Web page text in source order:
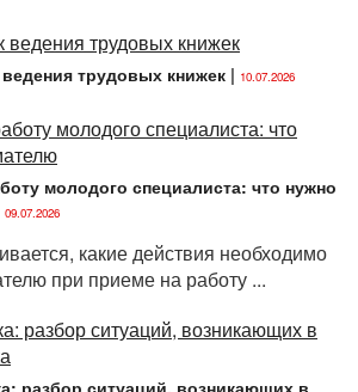
трудовых книжек | 10.07.2026
молодого специалиста: что нужно
09.07.2026
какие действия необходимо
при приеме на работу ...
разбор ситуаций, возникающих в